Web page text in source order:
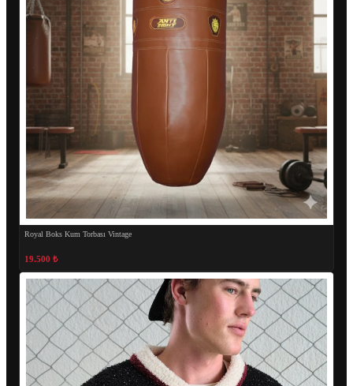
Royal Boks Kum Torbası Vintage
19.500 ₺